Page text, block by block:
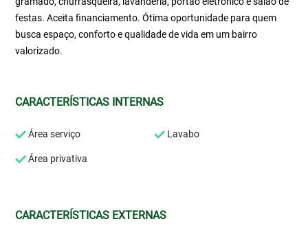
festas. Aceita financiamento. Ótima oportunidade para quem
busca espaço, conforto e qualidade de vida em um bairro
valorizado.
CARACTERÍSTICAS INTERNAS
Área serviço Lavabo
Área privativa
CARACTERÍSTICAS EXTERNAS